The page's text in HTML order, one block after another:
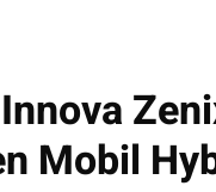
Mobil